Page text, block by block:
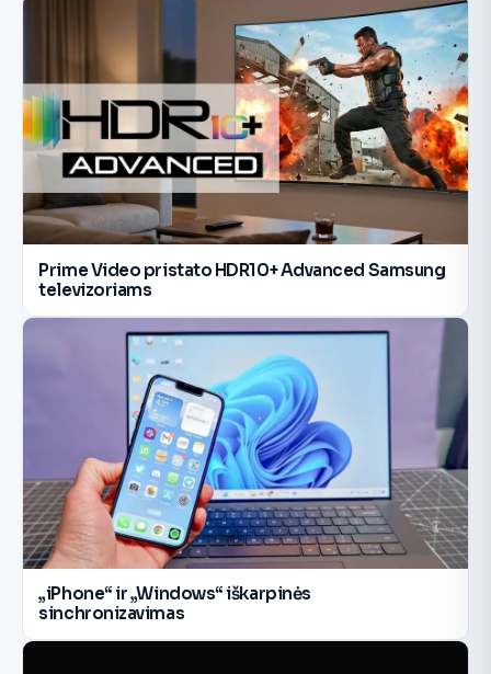
Prime Video pristato HDR10+ Advanced Samsung
televizoriams
„iPhone“ ir „Windows“ iškarpinės
sinchronizavimas